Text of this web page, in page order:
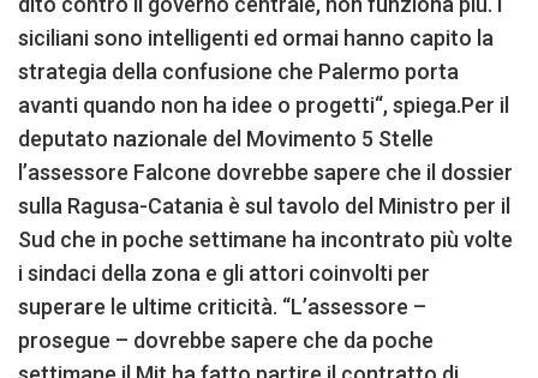
siciliani sono intelligenti ed ormai hanno capito la
strategia della confusione che Palermo porta
avanti quando non ha idee o progetti“, spiega.Per il
deputato nazionale del Movimento 5 Stelle
l’assessore Falcone dovrebbe sapere che il dossier
sulla Ragusa-Catania è sul tavolo del Ministro per il
Sud che in poche settimane ha incontrato più volte
i sindaci della zona e gli attori coinvolti per
superare le ultime criticità. “L’assessore –
prosegue – dovrebbe sapere che da poche